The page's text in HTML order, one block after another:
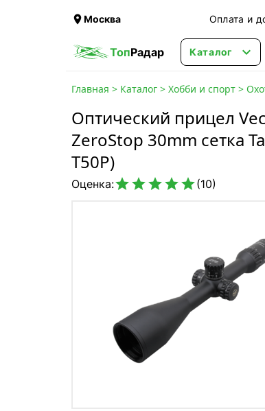
Москва Оплата и
ТопРадар Каталог 
Главная > Каталог > Хобби и спорт >
Оптический прицел
ZeroStop 30mm сетка
T50P)
Оценка:(10)